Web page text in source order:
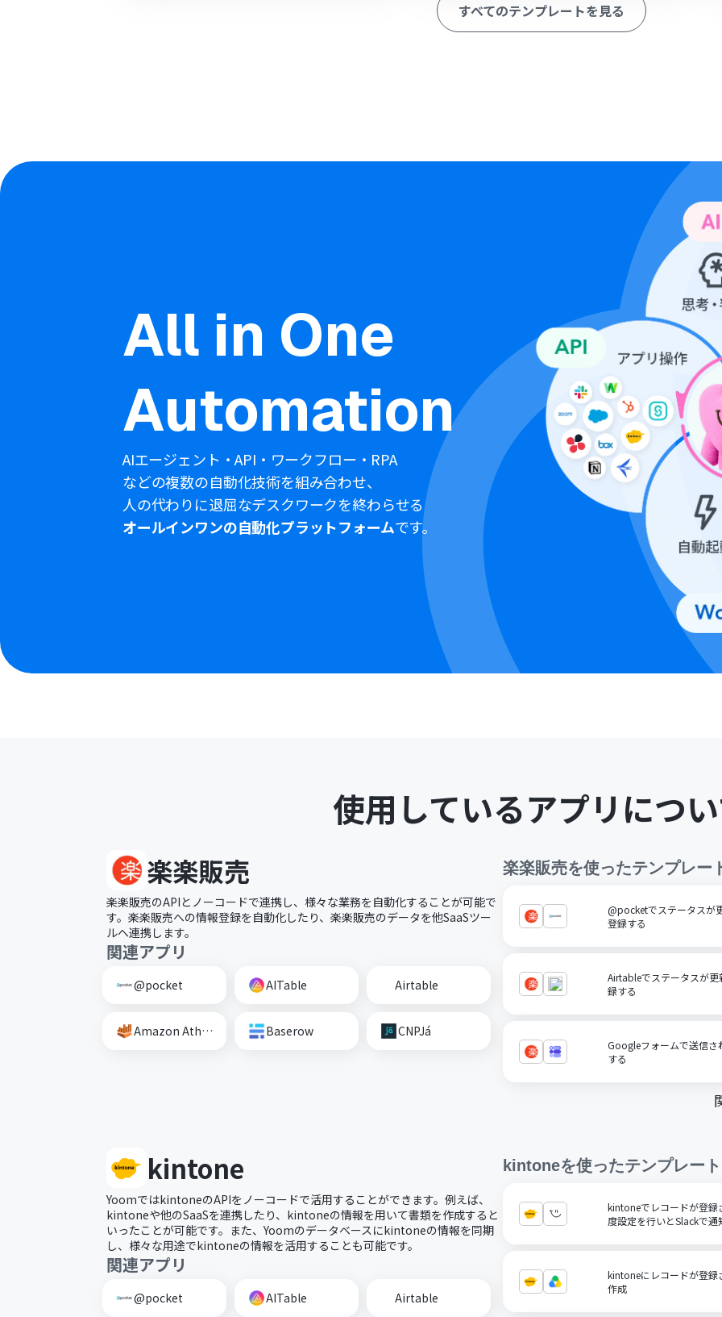
すべてのテンプレートを見る
All in One
Automation
AIエージェント・API・ワークフロー・RPA
などの複数の自動化技術を組み合わせ、
人の代わりに退屈なデスクワークを終わらせる
オールインワンの自動化プラットフォームです。
使用しているアプリにつ
楽楽販売
楽楽販売のAPIとノーコードで連携し、様々な業務を自動化することが可能で
す。楽楽販売への情報登録を自動化したり、楽楽販売のデータを他SaaSツー
ルへ連携します。
関連アプリ
@pocket AITable Airtable
Amazon Athena Baserow CNPJá
楽楽販売を使ったテンプレー
@pocketでステータスが
登録する
Airtableでステータスが
録する
Googleフォームで送信さ
する
kintone
YoomではkintoneのAPIをノーコードで活用することができます。例えば、
kintoneや他のSaaSを連携したり、kintoneの情報を用いて書類を作成すると
いったことが可能です。また、Yoomのデータベースにkintoneの情報を同期
し、様々な用途でkintoneの情報を活用することも可能です。
関連アプリ
@pocket AITable Airtable
kintoneを使ったテンプレート
kintoneでレコードが登録
度設定を行いとSlackで通
kintoneにレコードが登録
作成